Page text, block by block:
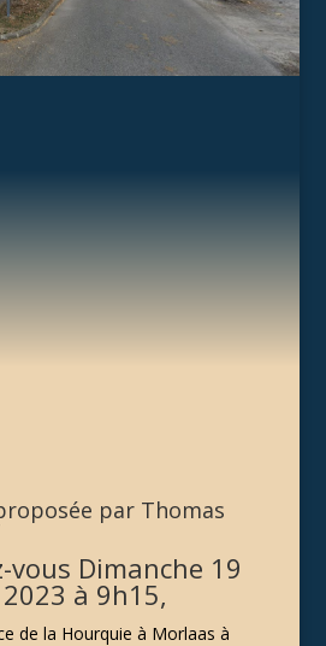
par Thomas
vous Dimanche 19
à 9h15,
de la Hourquie à Morlaas à